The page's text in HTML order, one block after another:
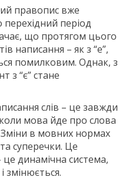
правопис вже
період
що протягом цього
написання – як з “е”,
помилковим. Однак, з
з “є” стане
слів – це завжди
мова йде про слова
в мовних нормах
суперечки. Це
динамічна система,
змінюється.